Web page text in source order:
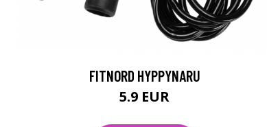
FITNORD HYPPYNARU
5.9 EUR